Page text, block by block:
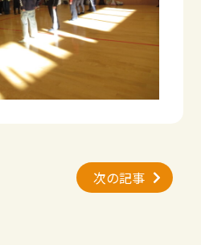
次の記事